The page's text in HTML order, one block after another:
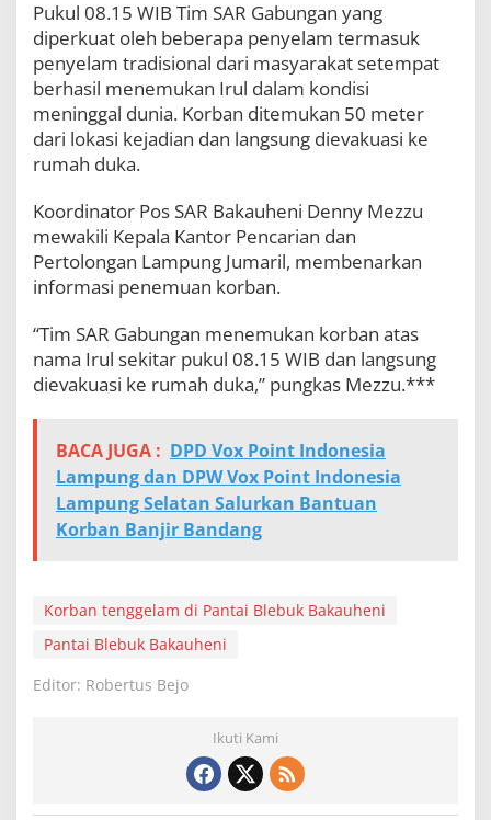
Pukul 08.15 WIB Tim SAR Gabungan yang
diperkuat oleh beberapa penyelam termasuk
penyelam tradisional dari masyarakat setempat
berhasil menemukan Irul dalam kondisi
meninggal dunia. Korban ditemukan 50 meter
dari lokasi kejadian dan langsung dievakuasi ke
rumah duka.
Koordinator Pos SAR Bakauheni Denny Mezzu
mewakili Kepala Kantor Pencarian dan
Pertolongan Lampung Jumaril, membenarkan
informasi penemuan korban.
“Tim SAR Gabungan menemukan korban atas
nama Irul sekitar pukul 08.15 WIB dan langsung
dievakuasi ke rumah duka,” pungkas Mezzu.***
BACA JUGA : DPD Vox Point Indonesia
Lampung dan DPW Vox Point Indonesia
Lampung Selatan Salurkan Bantuan
Korban Banjir Bandang
Korban tenggelam di Pantai Blebuk Bakauheni
Pantai Blebuk Bakauheni
Editor: Robertus Bejo
Ikuti Kami